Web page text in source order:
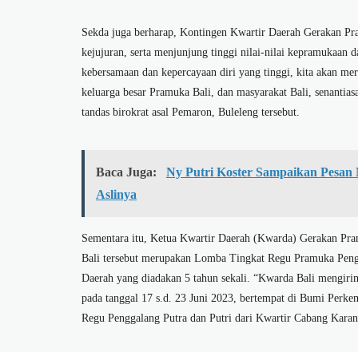
Sekda juga berharap, Kontingen Kwartir Daerah Gerakan
kejujuran, serta menjunjung tinggi nilai-nilai kepramukaan
kebersamaan dan kepercayaan diri yang tinggi, kita akan
keluarga besar Pramuka Bali, dan masyarakat Bali,
tandas birokrat asal Pemaron, Buleleng tersebut.
Baca Juga:
Ny Putri Koster Sampaikan
Aslinya
Sementara itu, Ketua Kwartir Daerah (Kwarda) Gerakan
Bali tersebut merupakan Lomba Tingkat Regu Pramuka
Daerah yang diadakan 5 tahun sekali. “Kwarda Bali
pada tanggal 17 s.d. 23 Juni 2023, bertempat di Bumi
Regu Penggalang Putra dan Putri dari Kwartir Cabang